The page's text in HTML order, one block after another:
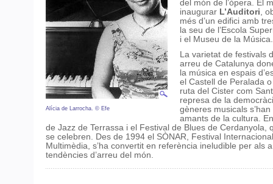
Alícia de Larrocha. © Efe
del món de l’òpera. El
inaugurar L’Auditori,
més d’un edifici amb
la seu de l’Escola
i el Museu de la Música.
La varietat de festivals
arreu de Catalunya
la música en espais
el Castell de Peralada
ruta del Cister com
represa de la
gèneres musicals
amants de la cultura.
de Jazz de Terrassa i el Festival de Blues de Cerdanyola,
se celebren. Des de 1994 el SÒNAR, Festival
Multimèdia, s’ha convertit en referència ineludible per als
tendències d’arreu del món.